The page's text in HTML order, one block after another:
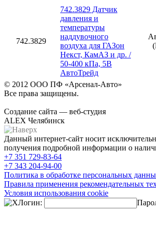
742.3829
742.3829 Датчик
давления и
температуры
наддувочного
воздуха для ГАЗон
Некст, КамАЗ и др. /
50-400 кПa, 5В
АвтоТрейд
© 2012 ООО ПФ «Арсенал-Авто»
Все права защищены.
Создание сайта — веб-студия
ALEX Челябинск
Данный интернет-сайт носит
получения подробной информации о
+7 351 729-83-64
+7 343 204-94-00
Политика в обработке персональных
Правила применения рекомендательных
Условия использования cookie
Логин: